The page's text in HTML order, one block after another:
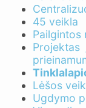
45 veikla
Pailgintos
Projektas
Lėšos
Ugdymo